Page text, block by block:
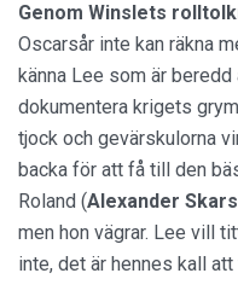
Genom Winslets
Oscarsår inte kan räkna
känna Lee som är
dokumentera krigets
tjock och gevärskulorna
backa för att få till den
Roland (Alexander
men hon vägrar. Lee vill
inte, det är hennes kall